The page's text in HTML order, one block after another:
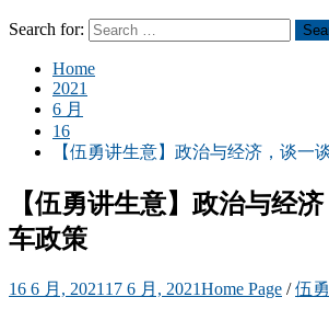
Search for:
Home
2021
6 月
16
【伍勇讲生意】政治与经济，谈一
【伍勇讲生意】政治与经
车政策
16 6 月, 2021 17 6 月, 2021Home Page /伍